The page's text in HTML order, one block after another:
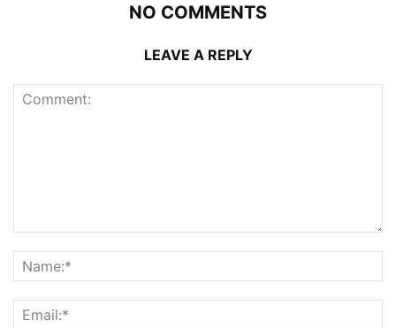
NO COMMENTS
LEAVE A REPLY